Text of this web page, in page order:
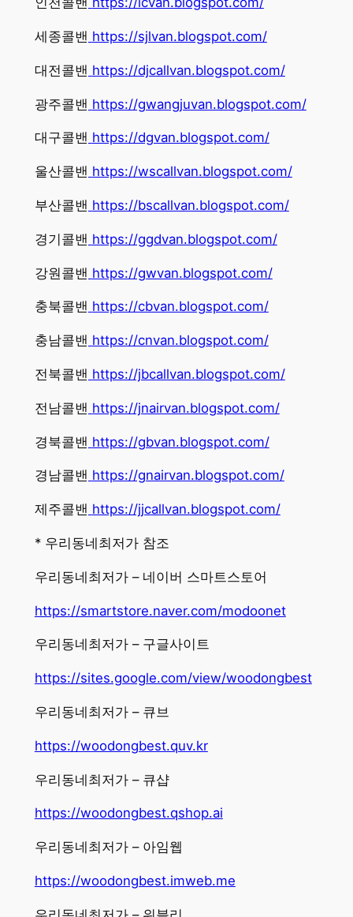
세종콜밴 https://sjlvan.blogspot.com/
대전콜밴 https://djcallvan.blogspot.com/
광주콜밴 https://gwangjuvan.blogspot.com/
대구콜밴 https://dgvan.blogspot.com/
울산콜밴 https://wscallvan.blogspot.com/
부산콜밴 https://bscallvan.blogspot.com/
경기콜밴 https://ggdvan.blogspot.com/
강원콜밴 https://gwvan.blogspot.com/
충북콜밴 https://cbvan.blogspot.com/
충남콜밴 https://cnvan.blogspot.com/
전북콜밴 https://jbcallvan.blogspot.com/
전남콜밴 https://jnairvan.blogspot.com/
경북콜밴 https://gbvan.blogspot.com/
경남콜밴 https://gnairvan.blogspot.com/
제주콜밴 https://jjcallvan.blogspot.com/
* 우리동네최저가 참조
우리동네최저가 – 네이버 스마트스토어
https://smartstore.naver.com/modoonet
우리동네최저가 – 구글사이트
https://sites.google.com/view/woodongbest
우리동네최저가 – 큐브
https://woodongbest.quv.kr
우리동네최저가 – 큐샵
https://woodongbest.qshop.ai
우리동네최저가 – 아임웹
https://woodongbest.imweb.me